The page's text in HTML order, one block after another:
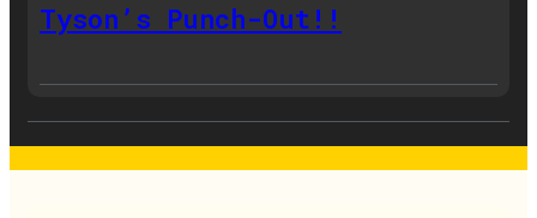
Tyson’s Punch-Out!!